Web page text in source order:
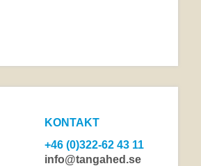
KONTAKT
+46 (0)322-62 43 11
info@tangahed.se